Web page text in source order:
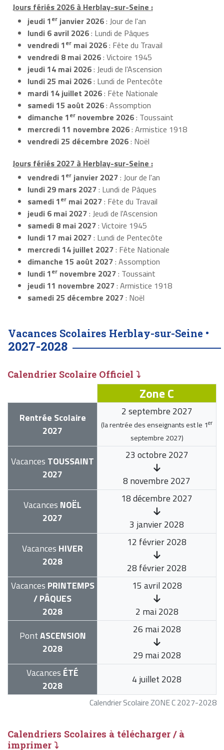
Jours fériés 2026 à Herblay-sur-Seine :
jeudi 1er janvier 2026: Jour de l'an
lundi 6 avril 2026: Lundi de Pâques
vendredi 1er mai 2026: Fête du Travail
vendredi 8 mai 2026: Victoire 1945
jeudi 14 mai 2026: Jeudi de l'Ascension
lundi 25 mai 2026: Lundi de Pentecôte
mardi 14 juillet 2026: Fête Nationale
samedi 15 août 2026: Assomption
dimanche 1er novembre 2026: Toussaint
mercredi 11 novembre 2026: Armistice 1918
vendredi 25 décembre 2026: Noël
Jours fériés 2027 à Herblay-sur-Seine :
vendredi 1er janvier 2027: Jour de l'an
lundi 29 mars 2027: Lundi de Pâques
samedi 1er mai 2027: Fête du Travail
jeudi 6 mai 2027: Jeudi de l'Ascension
samedi 8 mai 2027: Victoire 1945
lundi 17 mai 2027: Lundi de Pentecôte
mercredi 14 juillet 2027: Fête Nationale
dimanche 15 août 2027: Assomption
lundi 1er novembre 2027: Toussaint
jeudi 11 novembre 2027: Armistice 1918
samedi 25 décembre 2027: Noël
Vacances Scolaires Herblay-sur-Seine •
2027-2028
Calendrier Scolaire Officiel ⤵
Calendrier Scolaire ZONE C 2027-2028
Zone C
Rentrée Scolaire
2027
2 septembre 2027
(la rentrée des enseignants est le 1er
septembre 2027)
Vacances TOUSSAINT
2027
23 octobre 2027
8 novembre 2027
Vacances NOËL
2027
18 décembre 2027
3 janvier 2028
Vacances HIVER
2028
12 février 2028
28 février 2028
Vacances PRINTEMPS
/ PÂQUES
2028
15 avril 2028
2 mai 2028
PontASCENSION
2028
26 mai 2028
29 mai 2028
Vacances ÉTÉ
2028
4 juillet 2028
Calendriers Scolaires à télécharger / à
imprimer ⤵